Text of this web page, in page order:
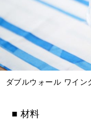
ダブルウォール ワイン
■ 材料